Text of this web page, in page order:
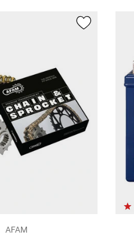
AFAM